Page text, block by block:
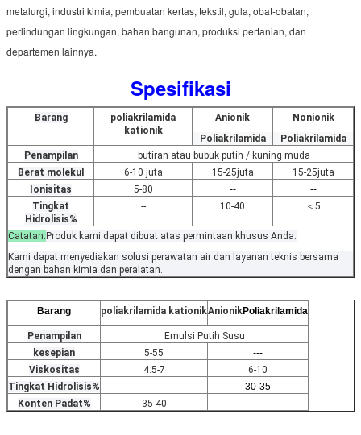
metalurgi, industri kimia, pembuatan kertas, tekstil, gula, obat-obatan,
perlindungan lingkungan, bahan bangunan, produksi pertanian, dan
departemen lainnya.
Spesifikasi
Barang
poliakrilamida
kationik
Anionik
Poliakrilamida
Nonionik
Poliakrilamida
Penampilan
butiran atau bubuk putih / kuning muda
Berat molekul
6-10 juta 15-25juta
15-25juta
Ionisitas
5-80 --
--
Tingkat
Hidrolisis%
-- 10-40 ＜5
Catatan:Produk kami dapat dibuat atas permintaan khusus Anda.
Kami dapat menyediakan solusi perawatan air dan layanan teknis bersama
dengan bahan kimia dan peralatan.
Barang poliakrilamida kationikAnionikPoliakrilamida
Penampilan
Emulsi Putih Susu
kesepian
5-55
---
Viskositas
4.5-7
6-10
Tingkat Hidrolisis%
---
30-35
Konten Padat%
35-40 ---